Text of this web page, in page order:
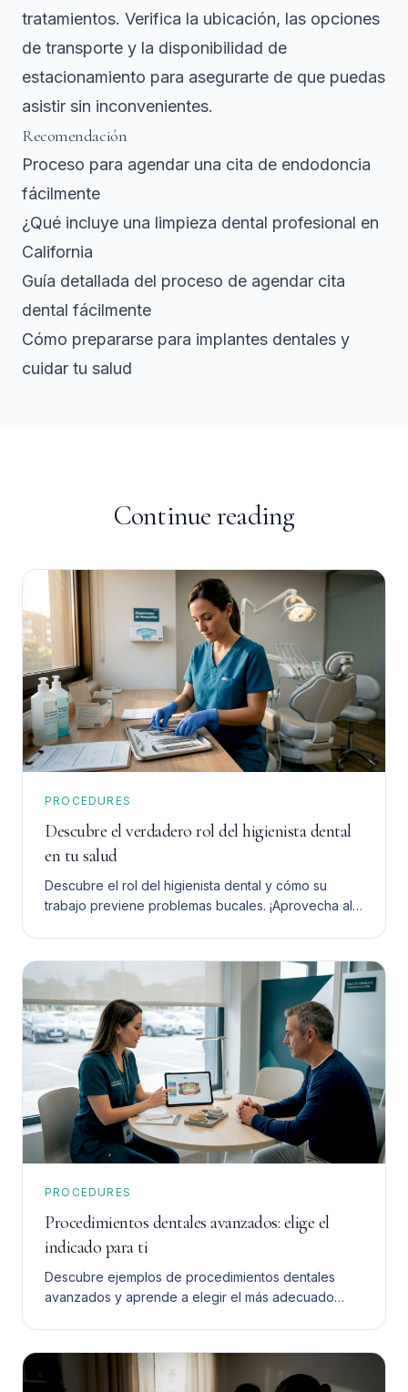
tratamientos. Verifica la ubicación, las opciones
de transporte y la disponibilidad de
estacionamiento para asegurarte de que puedas
asistir sin inconvenientes.
Recomendación
Proceso para agendar una cita de endodoncia
fácilmente
¿Qué incluye una limpieza dental profesional en
California
Guía detallada del proceso de agendar cita
dental fácilmente
Cómo prepararse para implantes dentales y
cuidar tu salud
Continue reading
PROCEDURES
Descubre el verdadero rol del higienista dental
en tu salud
Descubre el rol del higienista dental y cómo su
trabajo previene problemas bucales. ¡Aprovecha al
PROCEDURES
Procedimientos dentales avanzados: elige el
indicado para ti
Descubre ejemplos de procedimientos dentales
avanzados y aprende a elegir el más adecuado